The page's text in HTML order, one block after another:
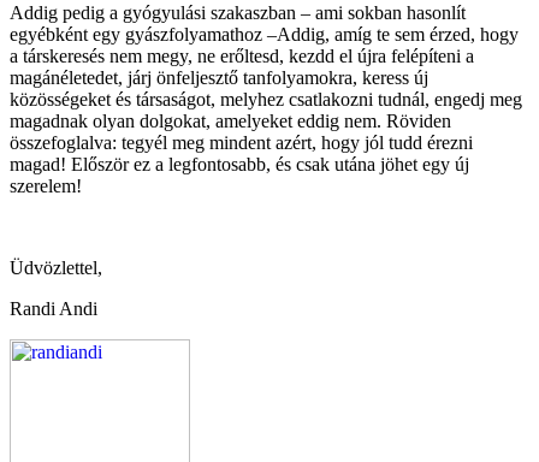
Addig pedig a gyógyulási szakaszban – ami sokban hasonlít
egyébként egy gyászfolyamathoz –Addig, amíg te sem érzed, hogy
a társkeresés nem megy, ne erőltesd, kezdd el újra felépíteni a
magánéletedet, járj önfeljesztő tanfolyamokra, keress új
közösségeket és társaságot, melyhez csatlakozni tudnál, engedj meg
magadnak olyan dolgokat, amelyeket eddig nem. Röviden
összefoglalva: tegyél meg mindent azért, hogy jól tudd érezni
magad! Először ez a legfontosabb, és csak utána jöhet egy új
szerelem!
Üdvözlettel,
Randi Andi